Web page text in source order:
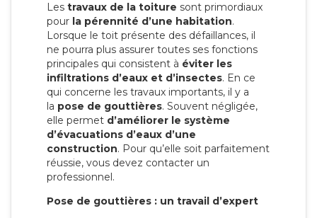
Les travaux de la toiture sont primordiaux
pour la pérennité d’une habitation.
Lorsque le toit présente des défaillances, il
ne pourra plus assurer toutes ses fonctions
principales qui consistent à éviter les
infiltrations d’eaux et d’insectes. En ce
qui concerne les travaux importants, il y a
la pose de gouttières. Souvent négligée,
elle permet d’améliorer le système
d’évacuations d’eaux d’une
construction. Pour qu’elle soit parfaitement
réussie, vous devez contacter un
professionnel.
Pose de gouttières : un travail d’expert